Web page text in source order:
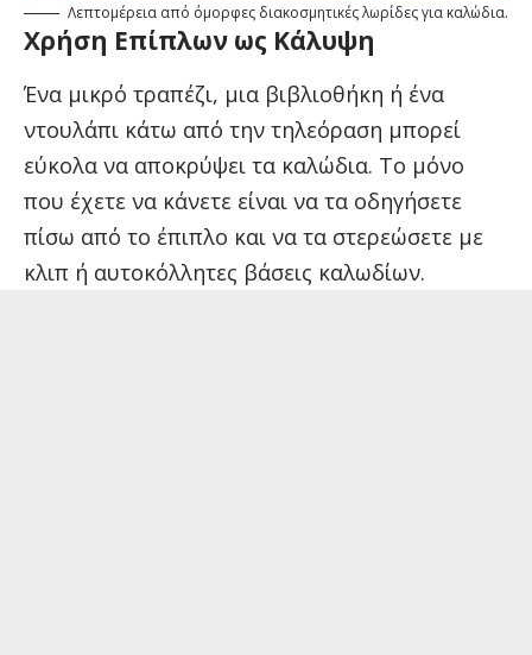
Λεπτομέρεια από όμορφες διακοσμητικές λωρίδες για καλώδια.
Χρήση Επίπλων ως Κάλυψη
Ένα μικρό τραπέζι, μια βιβλιοθήκη ή ένα
ντουλάπι κάτω από την τηλεόραση μπορεί
εύκολα να αποκρύψει τα καλώδια. Το μόνο
που έχετε να κάνετε είναι να τα οδηγήσετε
πίσω από το έπιπλο και να τα στερεώσετε με
κλιπ ή αυτοκόλλητες βάσεις καλωδίων.